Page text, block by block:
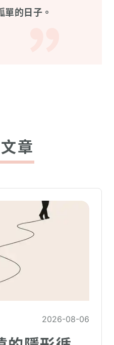
單的日子。
章
2026-08-06